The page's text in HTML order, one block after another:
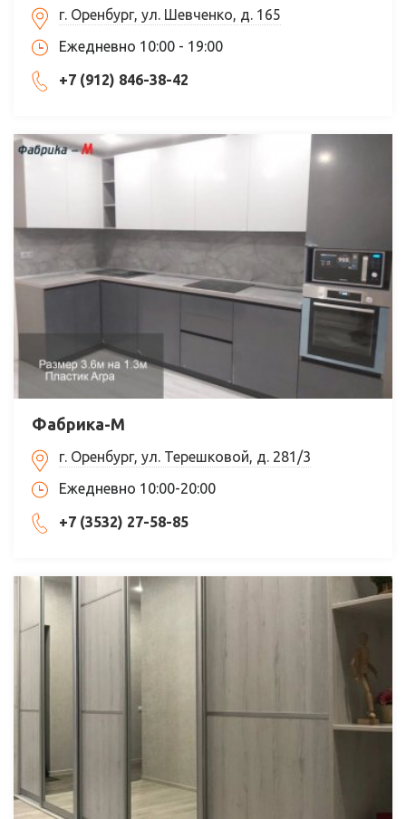
г. Оренбург, ул. Шевченко, д. 165
Ежедневно 10:00 - 19:00
+7 (912) 846-38-42
Фабрика-М
г. Оренбург, ул. Терешковой, д. 281/3
Ежедневно 10:00-20:00
+7 (3532) 27-58-85